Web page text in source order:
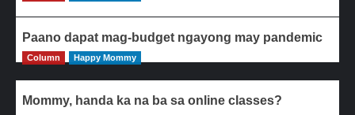
Paano dapat mag-budget ngayong may pandemic
Column Happy Mommy
Mommy, handa ka na ba sa online classes?